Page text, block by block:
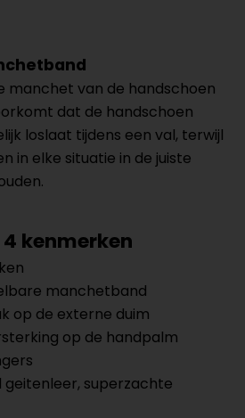
manchet van de handschoen
dat de handschoen
loslaat tijdens een val, terwijl
in elke situatie in de juiste
kenmerken
manchetband
op de externe duim
op de handpalm
superzachte